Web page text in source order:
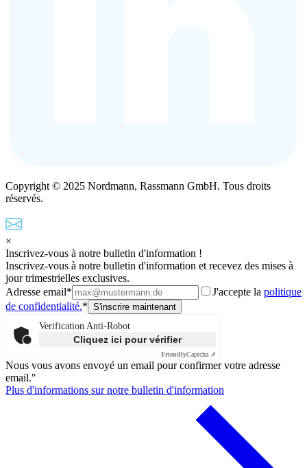
Copyright © 2025 Nordmann, Rassmann GmbH. Tous droits
réservés.
×
Inscrivez-vous à notre bulletin d'information !
Inscrivez-vous à notre bulletin d'information et recevez des mises à
jour trimestrielles exclusives.
Adresse email*
J'accepte la politique
de confidentialité.*
Verification Anti-Robot
Cliquez ici pour vérifier
FriendlyCaptcha ⇗
Nous vous avons envoyé un email pour confirmer votre adresse
email."
Plus d'informations sur notre bulletin d'information